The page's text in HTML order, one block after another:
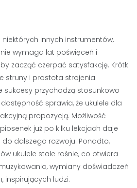
innych instrumentów,
wymaga lat poświęceń i
zacząć czerpać satysfakcję. Krótki
struny i prostota strojenia
sukcesy przychodzą stosunkowo
dostępność sprawia, że ukulele dla
propozycją. Możliwość
już po kilku lekcjach daje
dalszego rozwoju. Ponadto,
ukulele stale rośnie, co otwiera
wymiany doświadczeń
inspirujących ludzi.